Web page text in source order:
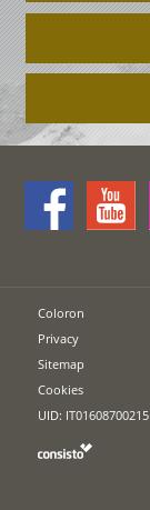
Coloron
Privacy
Sitemap
Cookies
UID: IT01608700215